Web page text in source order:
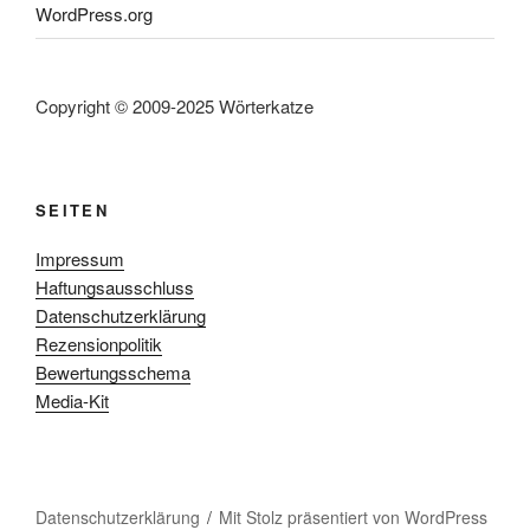
WordPress.org
Copyright © 2009-2025 Wörterkatze
SEITEN
Impressum
Haftungsausschluss
Datenschutzerklärung
Rezensionpolitik
Bewertungsschema
Media-Kit
Datenschutzerklärung Mit Stolz präsentiert von WordPress